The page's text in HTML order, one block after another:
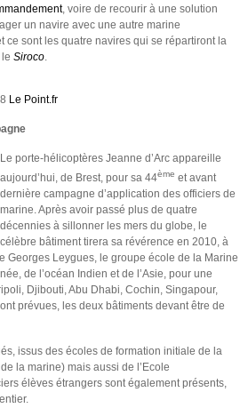
, voire de recourir à une solution
un navire avec une autre marine
sont les quatre navires qui se répartiront la
Siroco.
Le Point.fr
Le porte-hélicoptères Jeanne d’Arc appareille
aujourd’hui, de Brest, pour sa 44ème et avant
dernière campagne d’application des officiers de
marine. Après avoir passé plus de quatre
décennies à sillonner les mers du globe, le
célèbre bâtiment tirera sa révérence en 2010, à
Georges Leygues, le groupe école de la Marine
de l’océan Indien et de l’Asie, pour une
Djibouti, Abu Dhabi, Cochin, Singapour,
prévues, les deux bâtiments devant être de
issus des écoles de formation initiale de la
la marine) mais aussi de l’Ecole
élèves étrangers sont également présents,